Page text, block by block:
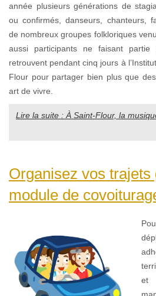
année plusieurs générations de
ou confirmés, danseurs, chanteurs,
de nombreux groupes folkloriques
aussi participants ne faisant partie
retrouvent pendant cinq jours à
Flour pour partager bien plus que
art de vivre.
Lire la suite : À Saint-Flour, la
Organisez vos trajets
module de
et